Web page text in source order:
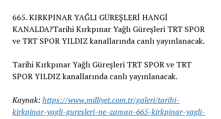
665. KIRKPINAR YAĞLI GÜREŞLERİ HANGİ
KANALDA?Tarihi Kırkpınar Yağlı Güreşleri TRT SPOR
ve TRT SPOR YILDIZ kanallarında canlı yayınlanacak.
Tarihi Kırkpınar Yağlı Güreşleri TRT SPOR ve TRT
SPOR YILDIZ kanallarında canlı yayınlanacak.
Kaynak: https://www.milliyet.com.tr/galeri/tarihi-
kirkpinar-yagli-guresleri-ne-zaman-665-kirkpinar-yagli-